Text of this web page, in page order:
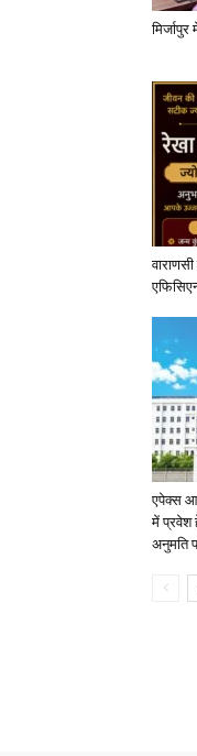
एपेक्स
में प्रवेश
अनुमति